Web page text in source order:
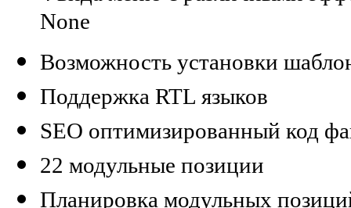
None
Возможность установки
Поддержка RTL языков
SEO оптимизированный код
22 модульные позиции
Планировка модульных